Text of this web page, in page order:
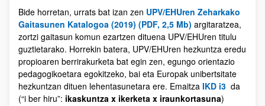
Bide horretan, urrats bat izan zen UPV/EHUren Zeharkako
Gaitasunen Katalogoa (2019) (PDF, 2,5 Mb) argitaratzea,
zortzi gaitasun komun ezartzen dituena UPV/EHUren titulu
guztietarako. Horrekin batera, UPV/EHUren hezkuntza eredu
propioaren berrirakurketa bat egin zen, egungo orientazio
pedagogikoetara egokitzeko, bai eta Europak unibertsitate
hezkuntzan dituen lehentasunetara ere. Emaitza IKD i3 da
(“i ber hiru”: ikaskuntza x ikerketa x iraunkortasuna)